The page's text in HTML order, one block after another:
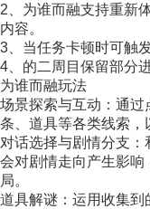
2、为谁而融支持重新
内容。
3、当任务卡顿时可触
4、的二周目保留部分
为谁而融玩法
场景探索与互动：通
条、道具等各类线索，
对话选择与剧情分支
会对剧情走向产生影
局。
道具解谜：运用收集